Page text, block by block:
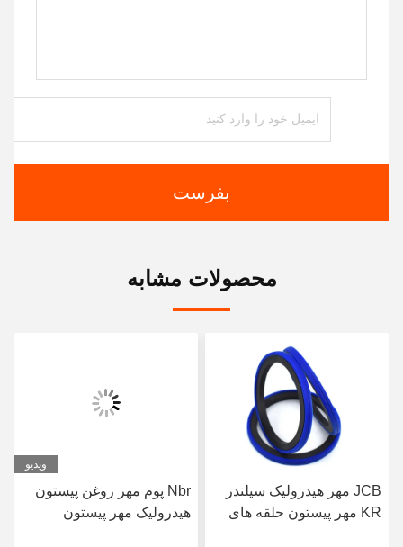
بفرست
محصولات مشابه
JCB مهر هیدرولیک سیلندر
KR مهر پیستون حلقه های
ویدیو
Nbr پوم مهر روغن پیستون
هیدرولیک مهر پیستون